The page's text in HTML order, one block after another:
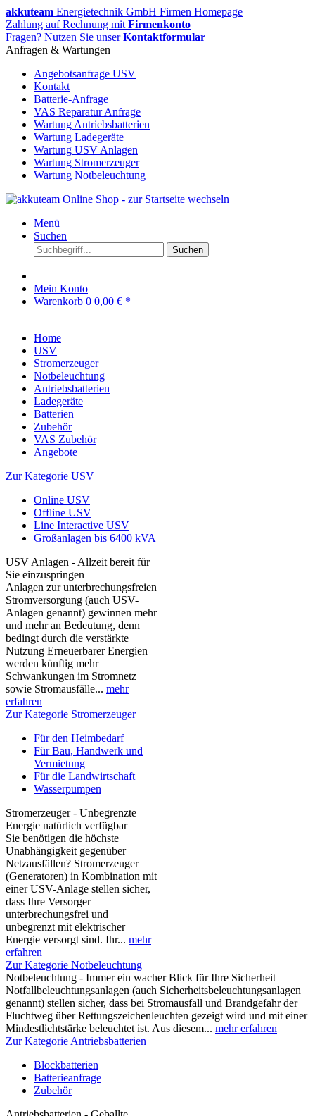
akkuteam Energietechnik GmbH Firmen Homepage
Zahlung auf Rechnung mit Firmenkonto
Fragen? Nutzen Sie unserKontaktformular
Anfragen & Wartungen
Angebotsanfrage USV
Kontakt
Batterie-Anfrage
VAS Reparatur Anfrage
Wartung Antriebsbatterien
Wartung Ladegeräte
Wartung USV Anlagen
Wartung Stromerzeuger
Wartung Notbeleuchtung
Menü
Suchen
Suchen
Mein Konto
Warenkorb 0 0,00 € *
Home
USV
Stromerzeuger
Notbeleuchtung
Antriebsbatterien
Ladegeräte
Batterien
Zubehör
VAS Zubehör
Angebote
Zur Kategorie USV
Online USV
Offline USV
Line Interactive USV
Großanlagen bis 6400 kVA
USV Anlagen - Allzeit bereit für
Sie einzuspringen
Anlagen zur unterbrechungsfreien
Stromversorgung (auch USV-
Anlagen genannt) gewinnen mehr
und mehr an Bedeutung, denn
bedingt durch die verstärkte
Nutzung Erneuerbarer Energien
werden künftig mehr
Schwankungen im Stromnetz
sowie Stromausfälle... mehr
erfahren
Zur Kategorie Stromerzeuger
Für den Heimbedarf
Für Bau, Handwerk und
Vermietung
Für die Landwirtschaft
Wasserpumpen
Stromerzeuger - Unbegrenzte
Energie natürlich verfügbar
Sie benötigen die höchste
Unabhängigkeit gegenüber
Netzausfällen? Stromerzeuger
(Generatoren) in Kombination mit
einer USV-Anlage stellen sicher,
dass Ihre Versorger
unterbrechungsfrei und
unbegrenzt mit elektrischer
Energie versorgt sind. Ihr... mehr
erfahren
Zur Kategorie Notbeleuchtung
Notbeleuchtung - Immer ein wacher Blick für Ihre Sicherheit
Notfallbeleuchtungsanlagen (auch Sicherheitsbeleuchtungsanlagen
genannt) stellen sicher, dass bei Stromausfall und Brandgefahr der
Fluchtweg über Rettungszeichenleuchten gezeigt wird und mit einer
Mindestlichtstärke beleuchtet ist. Aus diesem... mehr erfahren
Zur Kategorie Antriebsbatterien
Blockbatterien
Batterieanfrage
Zubehör